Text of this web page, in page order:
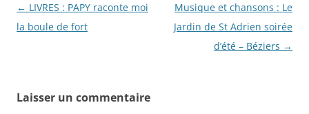
Navigation
des
← LIVRES : PAPY raconte moi
la boule de fort
Musique et chansons : Le
Jardin de St Adrien soirée
d’été – Béziers →
Laisser un commentaire